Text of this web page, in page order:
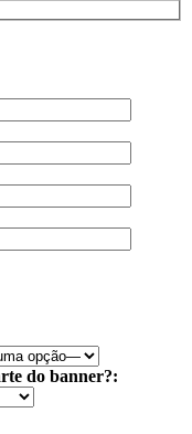
do banner?: